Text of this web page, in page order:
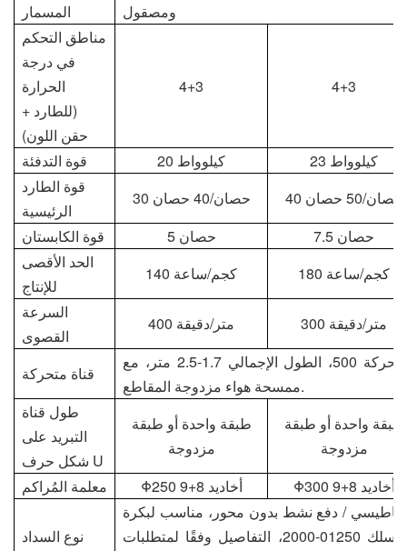
المسمار
ومصقول
مناطق التحكم
في درجة
الحرارة
(للطارد +
حقن اللون)
4+3 4+3
قوة التدفئة 20 كيلوواط
23 كيلوواط
قوة الطارد
الرئيسية
30 حصان/40 حصان
40 حصان/50 حصان
قوة الكابستان
5 حصان
7.5 حصان
الحد الأقصى
للإنتاج
140 كجم/ساعة
180 كجم/ساعة
السرعة
القصوى
400 متر/دقيقة 300 متر/دقيقة
قناة متحركة
قناة حرارية متحركة ذات ردود فعل متغيرة، مقدار الحركة 500، الطول الإجمالي 1.7-2.5 متر، مع
ممسحة هواء مزدوجة المقاطع.
طول قناة
التبريد على
شكل حرف U
طبقة واحدة أو طبقة
مزدوجة
طبقة واحدة أو طبقة
مزدوجة
معلمة المُراكم
Φ250 9+8 أخاديد Φ300 9+8 أخاديد
نوع السداد
/ دفع نشط بدون محور، مناسب لبكرة
سلك 500~1250؛ دفع العمود النهائي، مناسب لبكرة سلك 01250-2000، التفاصيل وفقًا لمتطلبات